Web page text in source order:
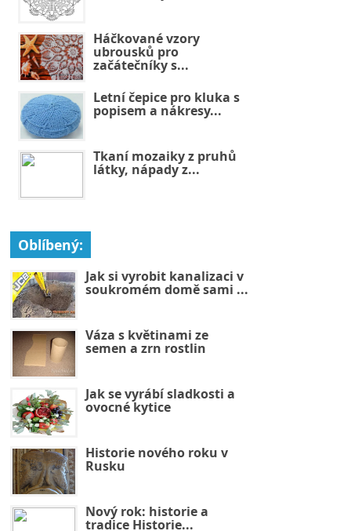
Háčkované vzory
ubrousků pro
začátečníky s...
Letní čepice pro kluka s
popisem a nákresy...
Tkaní mozaiky z pruhů
látky, nápady z...
Oblíbený:
Jak si vyrobit kanalizaci v
soukromém domě sami ...
Váza s květinami ze
semen a zrn rostlin
Jak se vyrábí sladkosti a
ovocné kytice
Historie nového roku v
Rusku
Nový rok: historie a
tradice Historie...